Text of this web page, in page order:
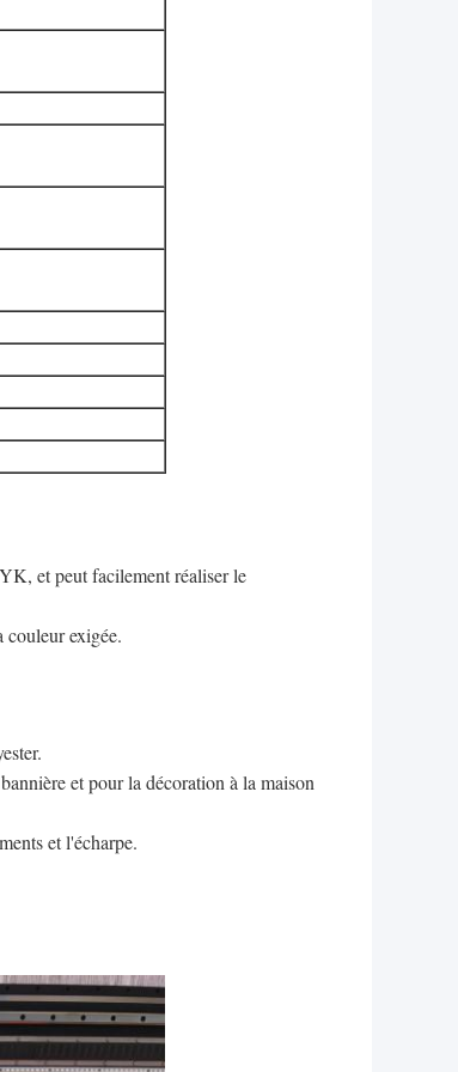
et peut facilement réaliser le
exigée.
et pour la décoration à la maison
et l'écharpe.